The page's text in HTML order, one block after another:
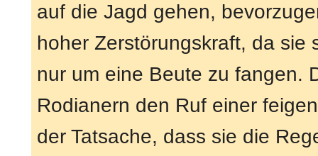
auf die Jagd gehen,
hoher Zerstörungskraft, da sie
nur um eine Beute zu fangen.
Rodianern den Ruf einer
der Tatsache, dass sie die